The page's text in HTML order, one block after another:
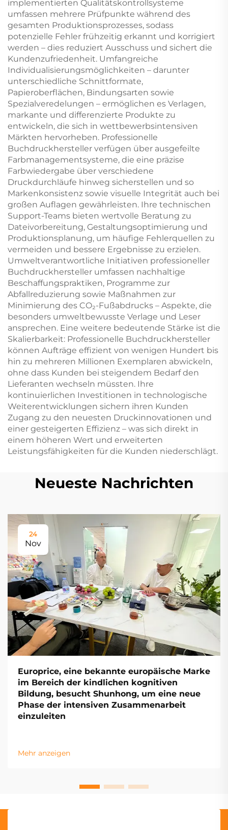
implementierten Qualitätskontrollsysteme
umfassen mehrere Prüfpunkte während des
gesamten Produktionsprozesses, sodass
potenzielle Fehler frühzeitig erkannt und korrigiert
werden – dies reduziert Ausschuss und sichert die
Kundenzufriedenheit. Umfangreiche
Individualisierungsmöglichkeiten – darunter
unterschiedliche Schnittformate,
Papieroberflächen, Bindungsarten sowie
Spezialveredelungen – ermöglichen es Verlagen,
markante und differenzierte Produkte zu
entwickeln, die sich in wettbewerbsintensiven
Märkten hervorheben. Professionelle
Buchdruckhersteller verfügen über ausgefeilte
Farbmanagementsysteme, die eine präzise
Farbwiedergabe über verschiedene
Druckdurchläufe hinweg sicherstellen und so
Markenkonsistenz sowie visuelle Integrität auch bei
großen Auflagen gewährleisten. Ihre technischen
Support-Teams bieten wertvolle Beratung zu
Dateivorbereitung, Gestaltungsoptimierung und
Produktionsplanung, um häufige Fehlerquellen zu
vermeiden und bessere Ergebnisse zu erzielen.
Umweltverantwortliche Initiativen professioneller
Buchdruckhersteller umfassen nachhaltige
Beschaffungspraktiken, Programme zur
Abfallreduzierung sowie Maßnahmen zur
Minimierung des CO₂-Fußabdrucks – Aspekte, die
besonders umweltbewusste Verlage und Leser
ansprechen. Eine weitere bedeutende Stärke ist die
Skalierbarkeit: Professionelle Buchdruckhersteller
können Aufträge effizient von wenigen Hundert bis
hin zu mehreren Millionen Exemplaren abwickeln,
ohne dass Kunden bei steigendem Bedarf den
Lieferanten wechseln müssten. Ihre
kontinuierlichen Investitionen in technologische
Weiterentwicklungen sichern ihren Kunden
Zugang zu den neuesten Druckinnovationen und
einer gesteigerten Effizienz – was sich direkt in
einem höheren Wert und erweiterten
Leistungsfähigkeiten für die Kunden niederschlägt.
Neueste Nachrichten
24
Nov
Europrice, eine bekannte europäische Marke
im Bereich der kindlichen kognitiven
Bildung, besucht Shunhong, um eine neue
Phase der intensiven Zusammenarbeit
einzuleiten
Mehr anzeigen